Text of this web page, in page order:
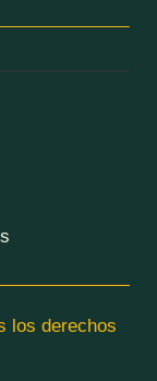
los derechos